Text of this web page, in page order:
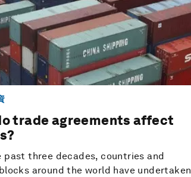
trade agreements affect
past three decades, countries and
around the world have undertaken